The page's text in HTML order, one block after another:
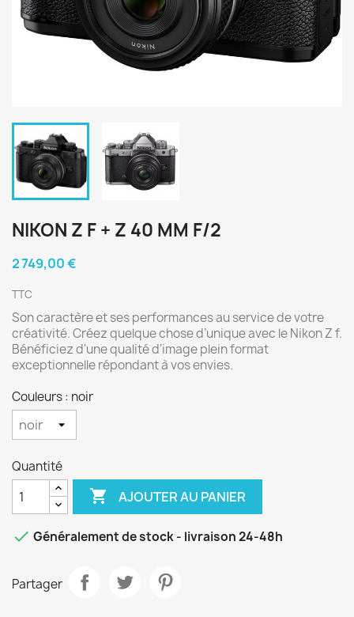
NIKON Z F + Z 40 MM F/2
2 749,00 €
TTC
Son caractère et ses performances au service de votre
créativité. Créez quelque chose d’unique avec le Nikon Z f.
Bénéficiez d'une qualité d'image plein format
exceptionnelle répondant à vos envies.
Couleurs : noir
Quantité
 AJOUTER AU PANIER
 Généralement de stock - livraison 24-48h
Partager